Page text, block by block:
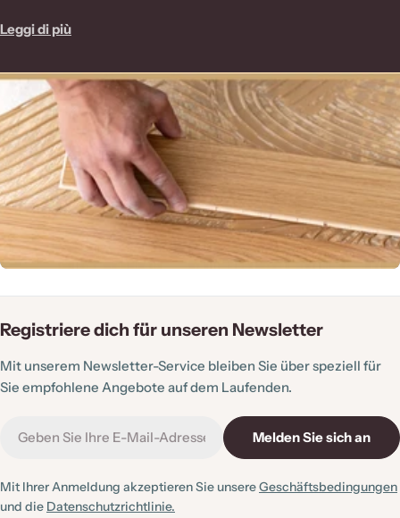
von Eternal Parquet und erzielen Sie Ergebnisse, die
Leggi di più
Registriere dich für unseren Newsletter
Mit unserem Newsletter-Service bleiben Sie über speziell für
Sie empfohlene Angebote auf dem Laufenden.
Mail
Melden Sie sich an
Mit Ihrer Anmeldung akzeptieren Sie unsereGeschäftsbedingungen
und die Datenschutzrichtlinie.